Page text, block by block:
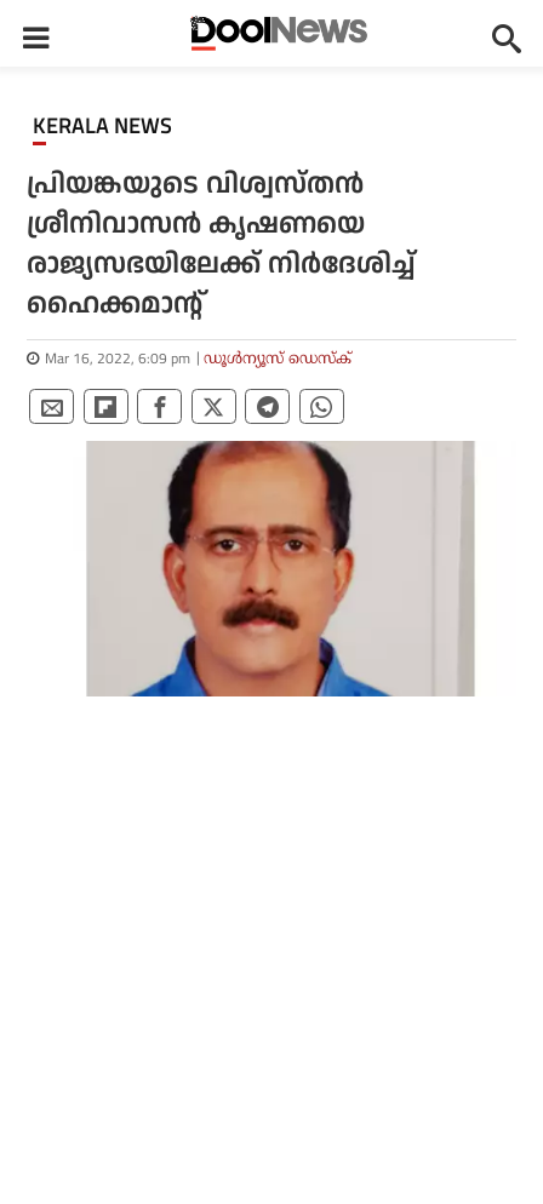
KERALA NEWS
പ്രിയങ്കയുടെ വിശ്വസ്തന്‍
ശ്രീനിവാസന്‍ കൃഷണയെ
രാജ്യസഭയിലേക്ക് നിര്‍ദേശിച്ച്
ഹൈക്കമാന്റ്
Mar 16, 2022, 6:09 pm ഡൂള്‍ന്യൂസ് ഡെസ്‌ക്